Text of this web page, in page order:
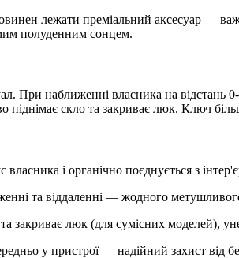
лежати преміальний аксесуар —
полуденним сонцем.
При наближенні власника на відстань
скло та закриває люк. Ключ
і органічно поєднується з
та віддаленні — жодного
та закриває люк (для сумісних
у пристрої — надійний захист від